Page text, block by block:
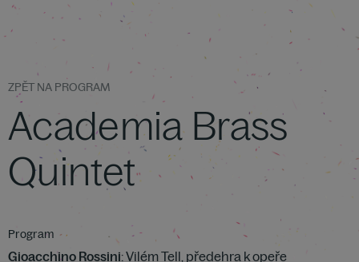
ZPĚT NA PROGRAM
Academia Brass
Quintet
Program
Gioacchino Rossini: Vilém Tell, předehra k opeře